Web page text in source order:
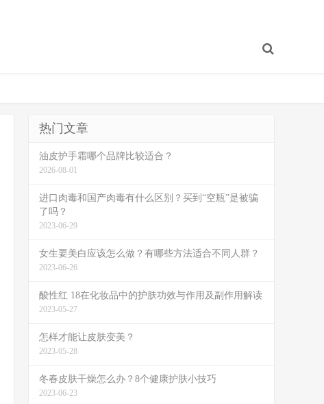
热门文章
油皮护手霜哪个品牌比较适合？
2026-08-01
进口肉毒和国产肉毒有什么区别？买到“空瓶”是被骗
了吗？
2023-06-29
女生要美白应该怎么做？有哪些方法适合不同人群？
2023-06-26
酸性红 18在化妆品中的护肤功效与作用及副作用解读
2023-05-27
怎样才能让皮肤变美？
2023-05-28
冬春皮肤干燥怎么办？8个健康护肤小技巧
2023-06-23